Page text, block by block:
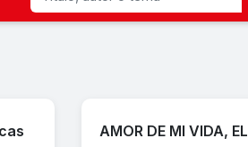
AMOR DE MI VIDA, EL